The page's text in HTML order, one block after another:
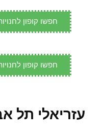
חפשו קופון
חפשו קופון
עזריאלי תל